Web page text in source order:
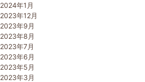
2024年1月
2023年12月
2023年9月
2023年8月
2023年7月
2023年6月
2023年5月
2023年3月